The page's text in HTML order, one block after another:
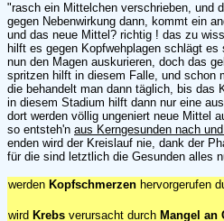
"rasch ein Mittelchen verschrieben, und
gegen Nebenwirkung dann, kommt ein
und das neue Mittel? richtig ! das zu
hilft es gegen Kopfwehplagen schlägt es
nun den Magen auskurieren, doch das
spritzen hilft in diesem Falle, und schon
die behandelt man dann täglich, bis das
in diesem Stadium hilft dann nur eine
dort werden völlig ungeniert neue Mittel
so entsteh'n aus Kerngesunden nach
enden wird der Kreislauf nie, dank der
für die sind letztlich die Gesunden alles
werden Kopfschmerzen hervorgerufen
wird Krebs verursacht durch Mangel an